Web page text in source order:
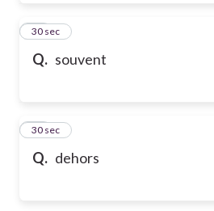
Q. souvent
39
30 sec
Q. dehors
40
30 sec